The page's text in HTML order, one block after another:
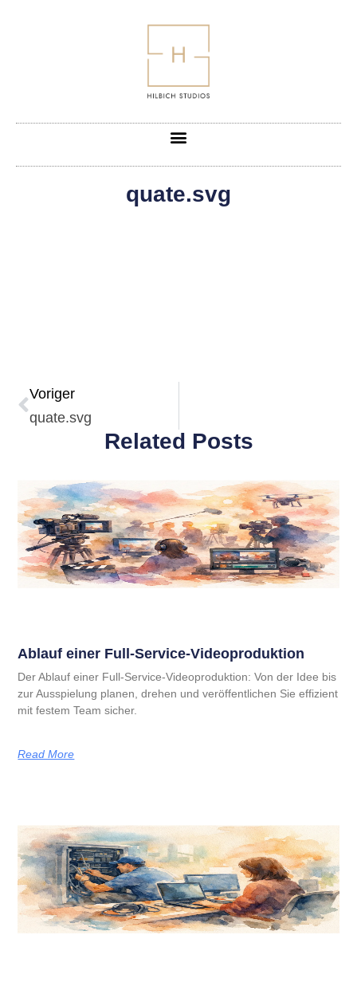
quate.svg
Voriger
quate.svg
Related Posts
Ablauf einer Full-Service-Videoproduktion
Der Ablauf einer Full-Service-Videoproduktion: Von der Idee bis
zur Ausspielung planen, drehen und veröffentlichen Sie effizient
mit festem Team sicher.
Read More